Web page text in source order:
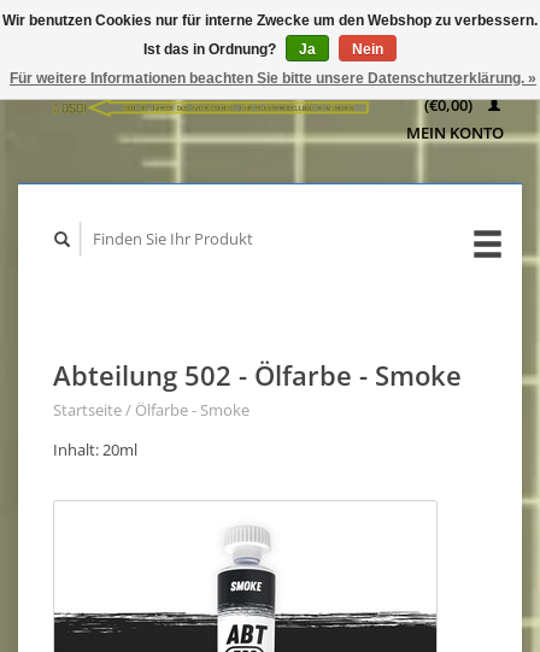
WARENKORB
(€0,00)
MEIN KONTO
Abteilung 502 - Ölfarbe - Smoke
Startseite/ Ölfarbe - Smoke
Inhalt: 20ml
Wir benutzen Cookies nur für interne Zwecke um den Webshop zu verbessern.
Ist das in Ordnung?
Ja
Nein
Für weitere Informationen beachten Sie bitte unsere Datenschutzerklärung. »